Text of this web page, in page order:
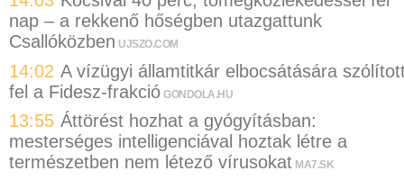
nap – a rekkenő hőségben utazgattunk
Csallóközben UJSZO.COM
14:02 A vízügyi államtitkár elbocsátására
fel a Fidesz-frakció GONDOLA.HU
13:55 Áttörést hozhat a gyógyításban:
mesterséges intelligenciával hoztak létre a
természetben nem létező vírusokat MA7.SK